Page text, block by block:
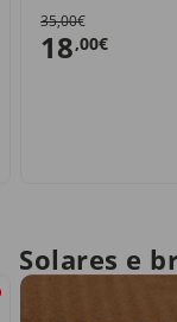
35,00€
18,00€
Solares e